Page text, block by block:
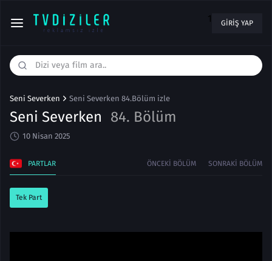
1 GIRIŞ YAP
Seni Severken Seni Severken 84.Bölüm izle
Seni Severken 84. Bölüm
10 Nisan 2025
PARTLAR ÖNCEKI BÖLÜM SONRAKI BÖLÜM
Tek Part